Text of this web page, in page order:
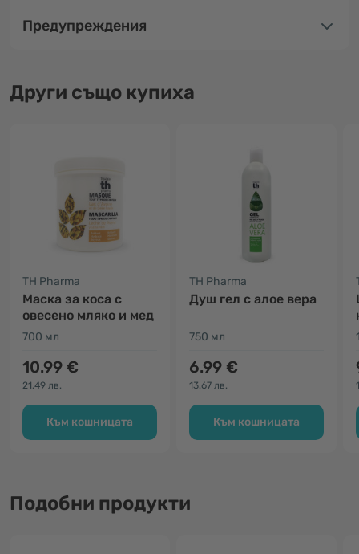
Предупреждения
Други също купиха
TH Pharma
Маска за коса с
овесено мляко и мед
700 мл
10.99 €
21.49 лв.
Към кошницата
TH Pharma
Душ гел с алое вера
750 мл
6.99 €
13.67 лв.
Към кошницата
Подобни продукти